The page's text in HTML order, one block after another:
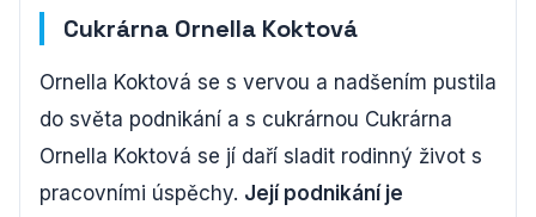
Cukrárna Ornella Koktová
Ornella Koktová se s vervou a nadšením pustila
do světa podnikání a s cukrárnou Cukrárna
Ornella Koktová se jí daří sladit rodinný život s
pracovními úspěchy. Její podnikání je